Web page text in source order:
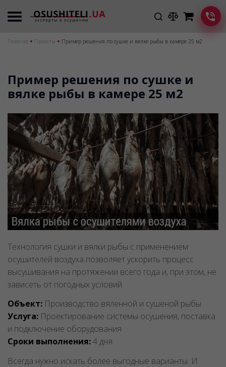
Главная Проекты Пример решения по сушке и вялке рыбы в камере 25 м2
Пример решения по сушке и
вялке рыбы в камере 25 м2
Технология сушки и вялки рыбы с применением
осушителей воздуха позволяет ускорить процесс
высушивания на протяжении всего года и, при этом, не
зависеть от погодных условий.
Объект: Производство вяленной и сушеной рыбы
Услуга: Проектирование системы осушения, поставка
и подключение оборудования
Сроки выполнения:4 дня
Всегда нужно искать более выгодные варианты. И